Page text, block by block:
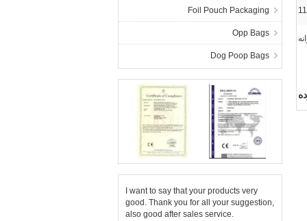
Foil Pouch Packaging
Opp Bags
Dog Poop Bags
I want to say that your products very
good. Thank you for all your suggestion,
also good after sales service.